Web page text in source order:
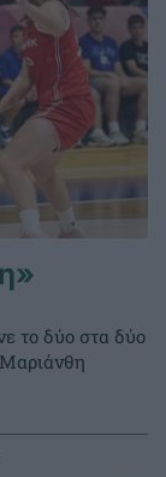
το δύο στα δύο